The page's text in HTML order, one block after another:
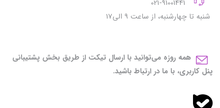
شنبه تا چهارشنبه، از ساعت 9 الی17
همه روزه می‌توانید با ارسال تیکت از طریق بخش پشتیبانی
پنل کاربری، با ما در ارتباط باشید.